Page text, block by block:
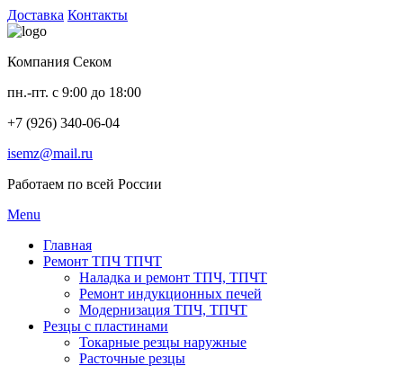
Доставка Контакты
Компания Секом
пн.-пт. с 9:00 до 18:00
+7 (926) 340-06-04
isemz@mail.ru
Работаем по всей России
Menu
Главная
Ремонт ТПЧ ТПЧТ
Наладка и ремонт ТПЧ, ТПЧТ
Ремонт индукционных печей
Модернизация ТПЧ, ТПЧТ
Резцы с пластинами
Токарные резцы наружные
Расточные резцы